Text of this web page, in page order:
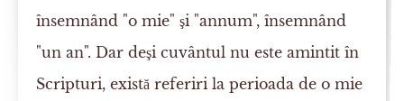
însemnând "o mie" şi "annum", însemnând
"un an". Dar deşi cuvântul nu este amintit în
Scripturi, există referiri la perioada de o mie